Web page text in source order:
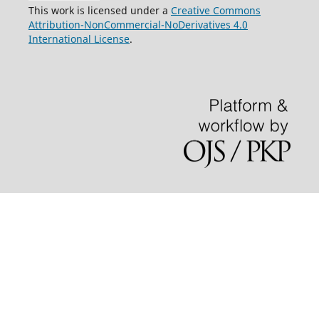
This work is licensed under a Creative Commons
Attribution-NonCommercial-NoDerivatives 4.0
International License.